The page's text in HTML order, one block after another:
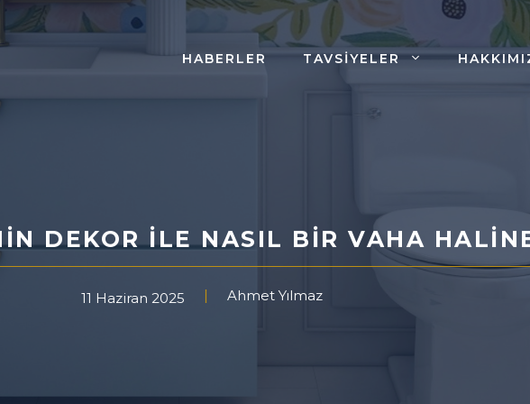
HABERLER TAVSIYELER
DEKOR ILE NASIL BIR VAHA
11 Haziran 2025 Ahmet Yılmaz